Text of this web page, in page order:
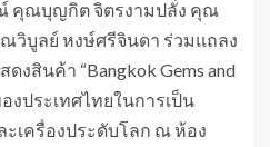
คุณบุญกิต จิตรงามปลั่ง คุณ
วิบูลย์ หงษ์ศรีจินดา ร่วมแถลง
งสินค้า “Bangkok Gems and
งประเทศไทยในการเป็น
เครื่องประดับโลก ณ ห้อง